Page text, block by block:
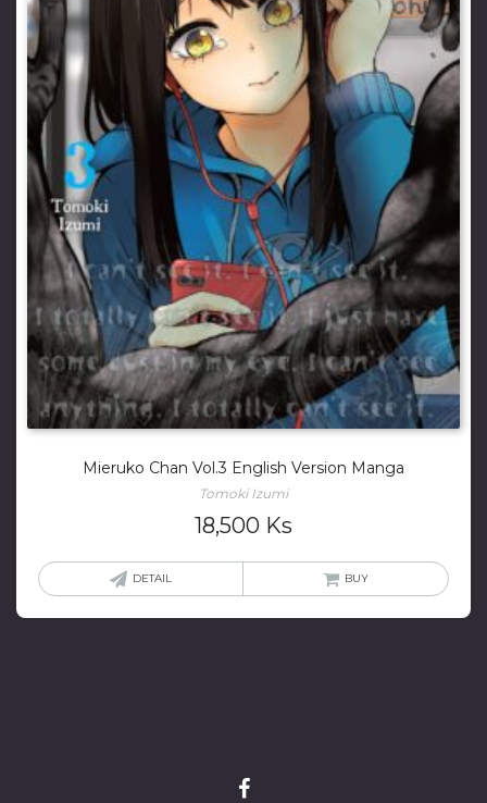
Mieruko Chan Vol.3 English Version Manga
Tomoki Izumi
18,500 Ks
DETAIL BUY